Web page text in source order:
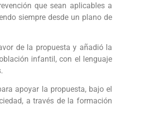
que sean aplicables a
siempre desde un plano de
de la propuesta y añadió la
infantil, con el lenguaje
apoyar la propuesta, bajo el
a través de la formación